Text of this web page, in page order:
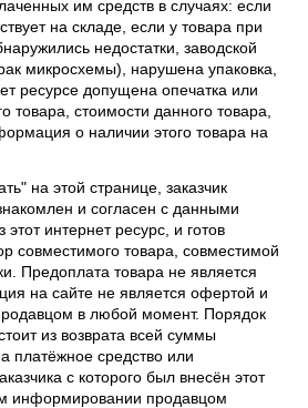
им средств в случаях: если
на складе, если у товара при
недостатки, заводской
микросхемы), нарушена упаковка,
ресурсе допущена опечатка или
товара, стоимости данного товара,
о наличии этого товара на
на этой странице, заказчик
и согласен с данными
интернет ресурс, и готов
совместимого товара, совместимой
Предоплата товара не является
на сайте не является офертой и
в любой момент. Порядок
из возврата всей суммы
платёжное средство или
с которого был внесён этот
информировании продавцом